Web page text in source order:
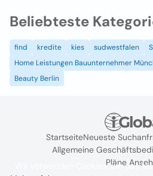
Beliebteste
find kredite kies sudwestfalen
Home Leistungen Bauunternehmer
Beauty Berlin
StartseiteNeueste
Allgemeine
Pläne
Wir verwenden Cookies, um das